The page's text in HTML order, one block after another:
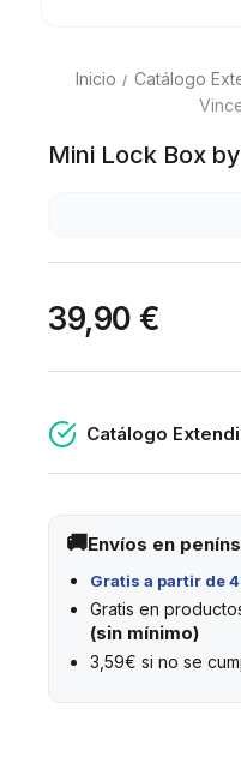
Inicio Catálogo
Mini Lock Box
39,90 €
Catálogo
Envíos en
Gratis a partir de
Gratis en
(sin mínimo)
3,59€ si no se